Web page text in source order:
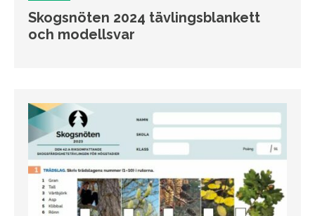
Skogsnöten 2024 tävlingsblankett
och modellsvar